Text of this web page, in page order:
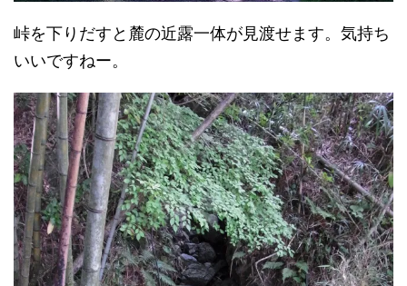
峠を下りだすと麓の近露一体が見渡せます。気持ち
いいですねー。